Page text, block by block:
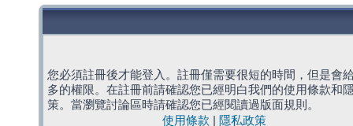
您必須註冊後才能登入。註冊僅需要很短的時間，但是會
多的權限。在註冊前請確認您已經明白我們的使用條款和
策。當瀏覽討論區時請確認您已經閱讀過版面規則。
使用條款
隱私政策